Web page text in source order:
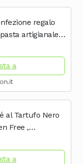
regalo
artigianale al
ml di olio
a
al Tartufo Nero
Free ,
a